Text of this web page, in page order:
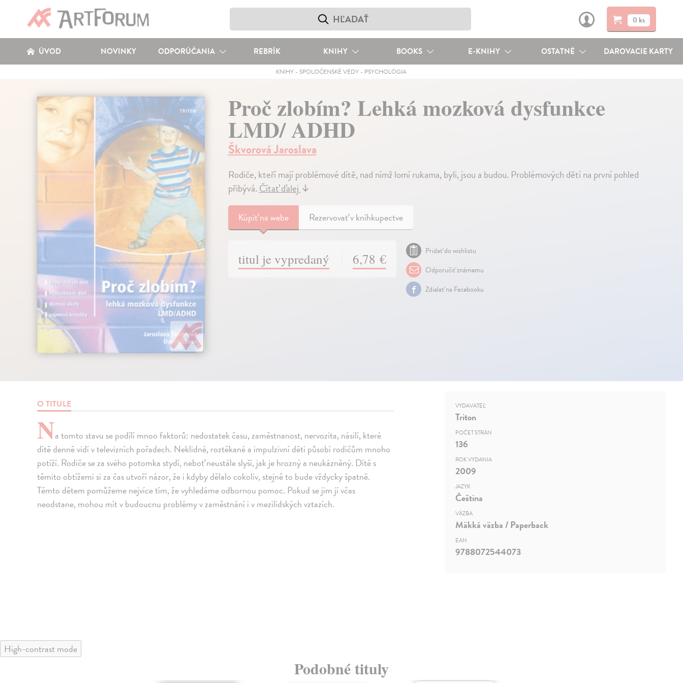
0 ks
ÚVOD NOVINKY ODPORÚČANIA REBRÍK KNIHY BOOKS E-KNIHY OSTATNÉ DAROVACIE KARTY
KNIHY - SPOLOČENSKÉ VEDY - PSYCHOLÓGIA
Proč zlobím? Lehká mozková dysfunkce
LMD/ ADHD
Škvorová Jaroslava
Rodiče, kteří mají problémové dítě, nad nímž lomí rukama, byli, jsou a budou. Problémových dětí na první pohled
přibývá.Čítať ďalej↓
Kúpiťna webe Rezervovať v kníhkupectve
titul je vypredaný 6,78 €
Pridať do wishlistu
Odporučiť známemu
Zdielať na Facebooku
O TITULE
Na tomto stavu se podílí mnoo faktorů: nedostatek času, zaměstnanost, nervozita, násilí, které
dítě denně vidí v televizních pořadech. Neklidné, roztěkané a impulzivní děti působí rodičům mnoho
potíží. Rodiče se za svého potomka stydí, neboť neustále slyší, jak je hrozný a neukázněný. Dítě s
těmito obtížemi si za čas utvoří názor, že i kdyby dělalo cokoliv, stejně to bude vždycky špatně.
Těmto dětem pomůžeme nejvíce tím, že vyhledáme odbornou pomoc. Pokud se jim jí včas
neodstane, mohou mít v budoucnu problémy v zaměstnání i v mezilidských vztazích.
VYDAVATEĽ
Triton
POČET STRÁN
136
ROK VYDANIA
2009
JAZYK
Čeština
VÄZBA
Mäkká väzba / Paperback
EAN
9788072544073
High-contrast mode
Podobné tituly